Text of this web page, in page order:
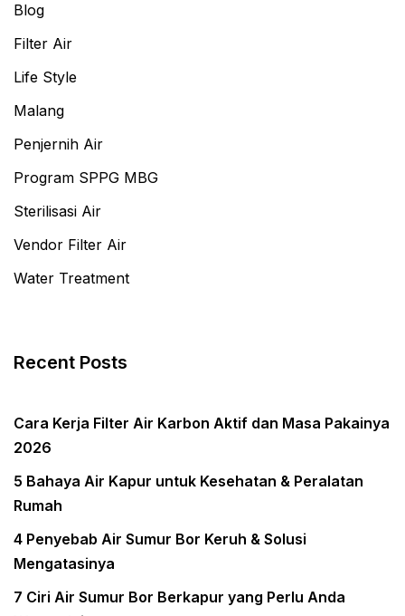
Blog
Filter Air
Life Style
Malang
Penjernih Air
Program SPPG MBG
Sterilisasi Air
Vendor Filter Air
Water Treatment
Recent Posts
Cara Kerja Filter Air Karbon Aktif dan Masa Pakainya
2026
5 Bahaya Air Kapur untuk Kesehatan & Peralatan
Rumah
4 Penyebab Air Sumur Bor Keruh & Solusi
Mengatasinya
7 Ciri Air Sumur Bor Berkapur yang Perlu Anda